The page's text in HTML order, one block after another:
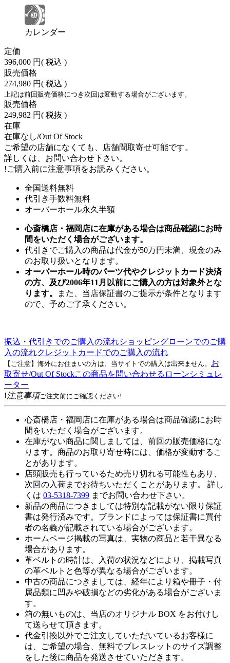
カレンダー
定価
396,000 円( 税込 )
販売価格
274,980 円( 税込 )
上記は前回販売価格につき次回は変動する場合がございます。
販売価格
249,982 円( 税抜 )
在庫
在庫なし/Out Of Stock
ご希望の店舗になくても、店舗間取寄せ可能です。
詳しくは、お問い合わせ下さい。
!ご購入前に注意事項をお読みください。
全国送料無料
代引き手数料無料
オーバーホール永久半額
心斎橋店・福岡店に在庫がある場合は商品確認にお時
間をいただく場合がございます。
代引きでご購入の商品は代金が50万円未満、現金のみ
のお取り扱いとなります。
オーバーホール時のパーツ代やクレジットカード決済
の方、及び2006年11月以前にご購入の方は対象外とな
ります。
また、当店保証書のご提示が条件となります
ので、予めご了承ください。
振込・代引きでのご購入の流れショッピングローンでのご購
入の流れクレジットカードでのご購入の流れ
【ご注意】海外にお住まいの方は、当サイトでの購入は出来ません。 お
取寄せ/Out Of Stockこの商品を問い合わせる ローンシミュレ
ーター
!注意事項ご注文前にご確認ください!
心斎橋店・福岡店に在庫がある場合は商品確認にお時
間をいただく場合がございます。
在庫がない商品に関しましては、前回の販売価格にな
ります。商品のお取り寄せ時には、価格が変動するこ
とがあります。
店頭販売も行っているため売り切れる可能性もあり、
次回の入荷までお待ちいただくことがあります。 詳し
くは 03-5318-7399 までお問い合わせ下さい。
新品の商品につきましては特別な記載がない限り保証
書は発行済みです。ブランドによっては保証書に買付
者の名義が記載されている場合がございます。
ホームページ掲載の写真は、実物の商品と若干異なる
場合があります。
革ベルトの時計は、入荷の状況などにより、掲載写真
の革ベルトと色等が異なる場合がございます。
中古の商品につきましては、経年により箱や冊子・付
属品類に凹みや破損などの劣化がある場合がございま
す。
箱の無いものは、当店のオリジナル BOX をお付けし
て送らせて頂きます。
代金引換以外でご注文していただいているお客様に
は、ご希望の場合、無料でブレスレットのサイズ調整
をした後に商品を発送させていただきます。